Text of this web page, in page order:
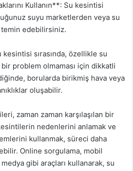
Kullanın**: Su kesintisi
suyu marketlerden veya su
temin edebilirsiniz.
sırasında, özellikle su
problem olmaması için dikkatli
borularda birikmiş hava veya
oluşabilir.
zaman zaman karşılaşılan bir
nedenlerini anlamak ve
kullanmak, süreci daha
Online sorgulama, mobil
gibi araçları kullanarak, su